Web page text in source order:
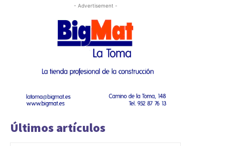
- Advertisement -
Últimos artículos